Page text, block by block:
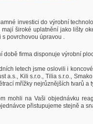
investici do výrobní
mají široké uplatnění jako lišty
s povrchovou úpravou .
době firma disponuje výrobní
letech jsme oslovili i
a.s., Kili s.r.o., Tilia s.r.o.,
mřížky nejrůznějších tvarů a
mohli na Vaši objednávku
přistupujeme stejně a